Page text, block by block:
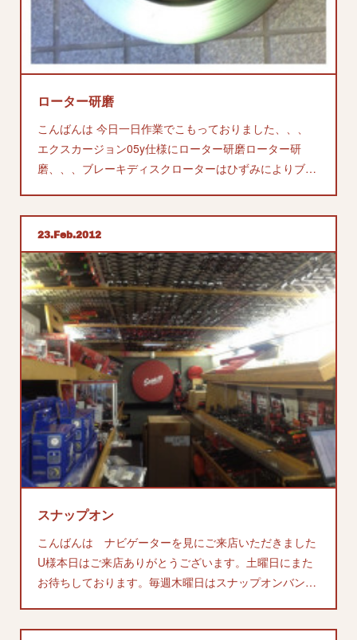
ローター研磨
こんばんは 今日一日作業でこもっておりました、、、
エクスカージョン05y仕様にローター研磨ローター研
磨、、、ブレーキディスクローターはひずみによりブ…
23 Feb 2012
スナップオン
こんばんは ナビゲーターを見にご来店いただきました
U様本日はご来店ありがとうございます。土曜日にまた
お待ちしております。毎週木曜日はスナップオンバン…